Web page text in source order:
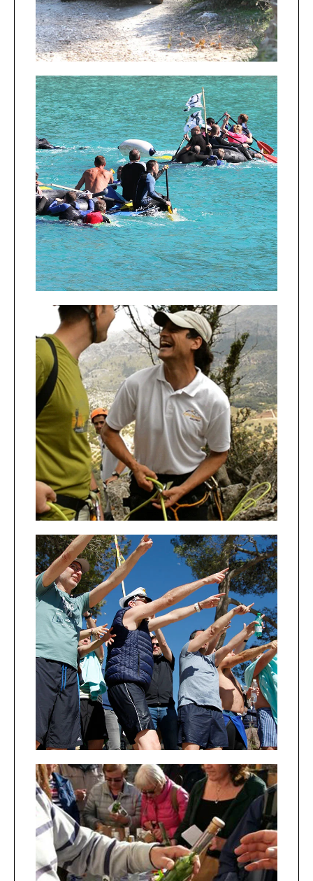
Agua · Playa
Mar cristalino y playas
impresionantes.
¡Nunca has experimentado
Mallorca tan intensamente!
+INFO
Senderismo Escalada
Disfruta de la naturaleza
montañosa de la isla: senderismo
relajado o valiente escalada.
¡De lo prístino a lo lujoso!
+INFO
Fun-Rallyes
Mallorca, una isla llena de
secretos, enigmas y emocionantes
desafíos. Trabaja en equipo y
afronta el reto.
¡Lo difícil nunca ha sido tan
divertido!
+INFO
Gourmet
Un viaje inolvidable a través de los
aromas y sabores de la isla. Desde
tesoros culinarios ocultos hasta
delicias locales y auténticas